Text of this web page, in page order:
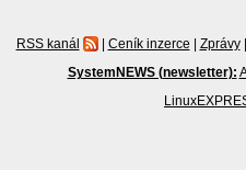
RSS kanál | Ceník inzerce | Zprávy |
SystemNEWS (newsletter):